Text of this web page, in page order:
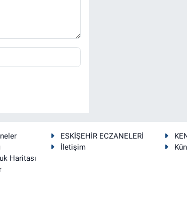
Haritası
ESKİŞEHİR ECZANELERİ
İletişim